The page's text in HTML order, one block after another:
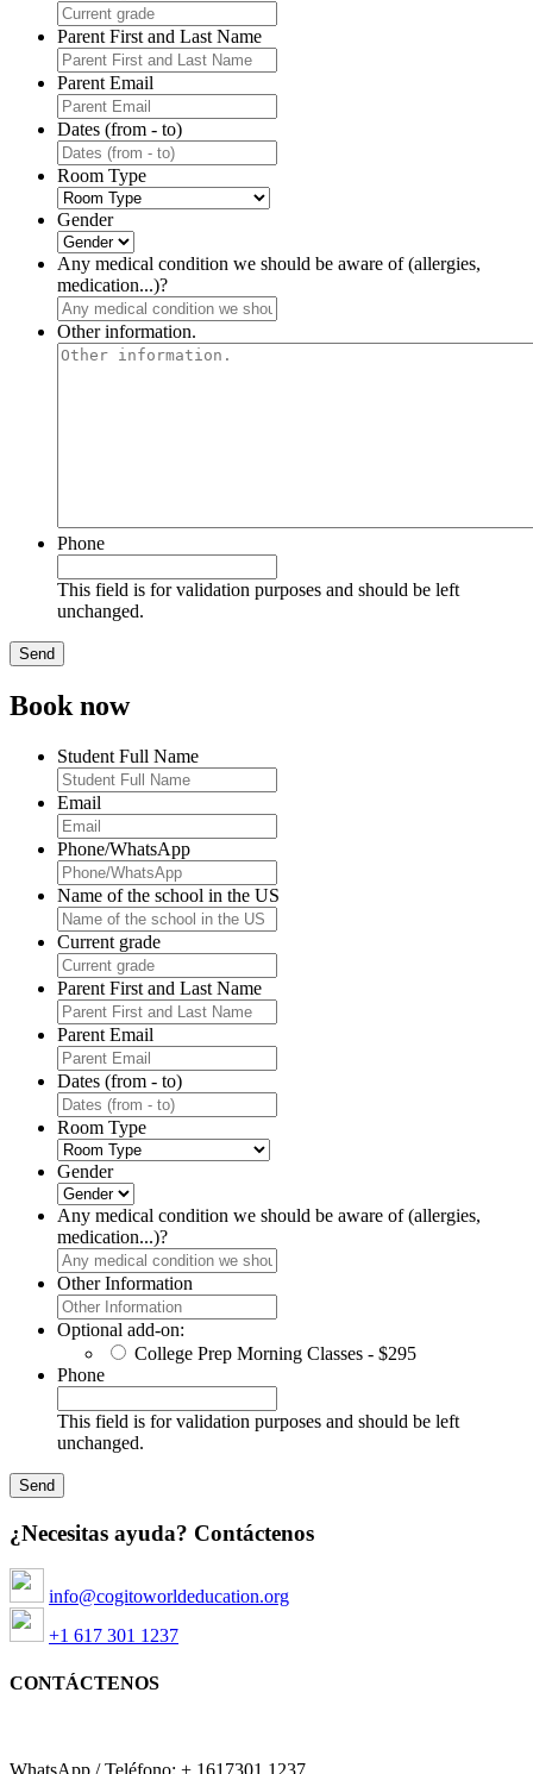
Parent First and Last Name
Parent Email
Dates (from - to)
Room Type
Gender
Any medical condition we should be aware of (allergies,
medication...)?
Other information.
Phone
This field is for validation purposes and should be left
unchanged.
Book now
Student Full Name
Email
Phone/WhatsApp
Name of the school in the US
Current grade
Parent First and Last Name
Parent Email
Dates (from - to)
Room Type
Gender
Any medical condition we should be aware of (allergies,
medication...)?
Other Information
Optional add-on:
College Prep Morning Classes - $295
Phone
This field is for validation purposes and should be left
unchanged.
¿Necesitas ayuda? Contáctenos
info@cogitoworldeducation.org
+1 617 301 1237
CONTÁCTENOS
WhatsApp / Teléfono: + 1617301 1237